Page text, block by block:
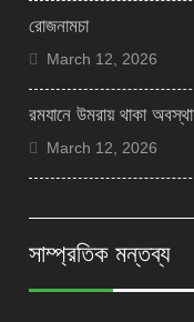
রোজনামচা
March 12, 2026
রমযানে উমরায় থাকা
March 12, 2026
সাম্প্রতিক মন্তব্য